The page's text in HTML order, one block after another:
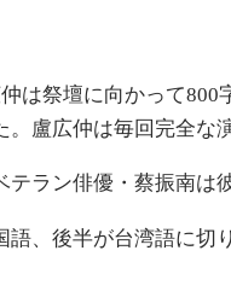
は祭壇に向かって800
盧広仲は毎回完全な
ラン俳優・蔡振南は
、後半が台湾語に